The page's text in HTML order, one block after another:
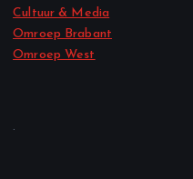
Cultuur & Media
Omroep Brabant
Omroep West
.